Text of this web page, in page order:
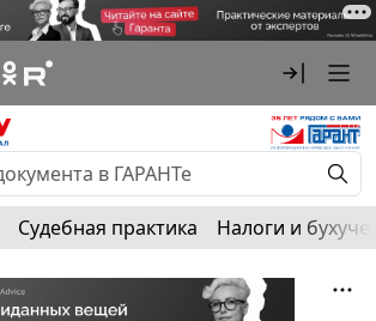
Судебная практика Налоги и